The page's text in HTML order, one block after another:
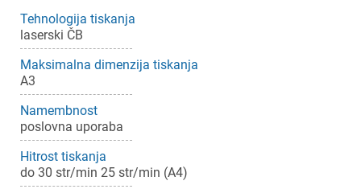
Tehnologija tiskanja
laserski ČB
Maksimalna dimenzija tiskanja
A3
Namembnost
poslovna uporaba
Hitrost tiskanja
do 30 str/min 25 str/min (A4)